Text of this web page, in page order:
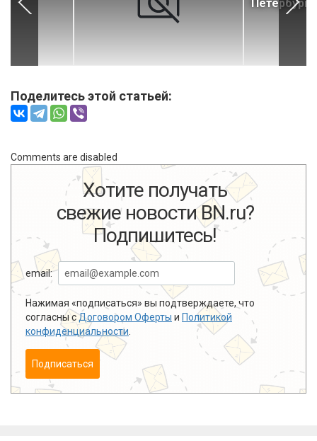
Поделитесь этой статьей:
Comments are disabled
Хотите получать
свежие новости BN.ru?
Подпишитесь!
email:
Нажимая «подписаться» вы подтверждаете, что
согласны сДоговором Оферты и Политикой
конфиденциальности
Подписаться